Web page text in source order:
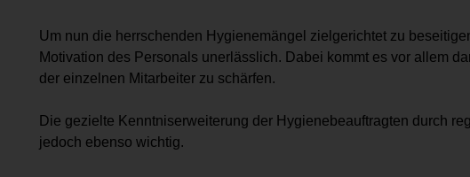
Um nun die herrschenden Hygienemängel zielgerichtet zu
Motivation des Personals unerlässlich. Dabei kommt es vor allem
der einzelnen Mitarbeiter zu schärfen.
Die gezielte Kenntniserweiterung der Hygienebeauftragten durch
jedoch ebenso wichtig.